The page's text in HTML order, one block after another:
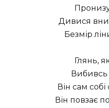
Дивися
Безмір
Глянь,
Вибивсь
Він сам
Він повзає